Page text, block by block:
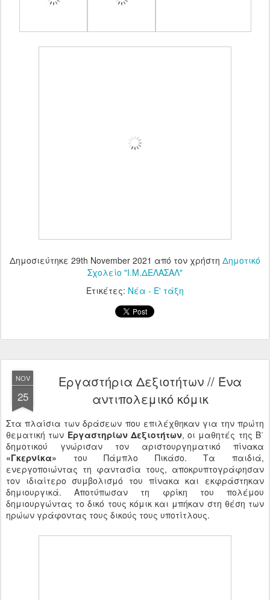
Δημοσιεύτηκε 29th November 2021 από τον χρήστη Δημοτικό
Σχολείο "Ι.Μ.ΔΕΛΑΣΑΛ"
Ετικέτες: Νέα - Ε' τάξη
NOV
25
Εργαστήρια Δεξιοτήτων // Ένα
αντιπολεμικό κόμικ
Στα πλαίσια των δράσεων που επιλέχθηκαν για την πρώτη
θεματική των Εργαστηρίων Δεξιοτήτων, οι μαθητές της Β΄
δημοτικού γνώρισαν τον αριστουργηματικό πίνακα
«Γκερνίκα» του Πάμπλο Πικάσο. Τα παιδιά,
ενεργοποιώντας τη φαντασία τους, αποκρυπτογράφησαν
τον ιδιαίτερο συμβολισμό του πίνακα και εκφράστηκαν
δημιουργικά. Αποτύπωσαν τη φρίκη του πολέμου
δημιουργώντας το δικό τους κόμικ και μπήκαν στη θέση των
ηρώων γράφοντας τους δικούς τους υποτίτλους.